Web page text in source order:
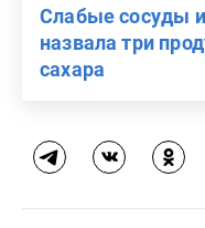
Слабые сосуды
назвала три
сахара